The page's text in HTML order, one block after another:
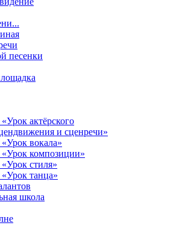
песенки
актёрского
и сценречи»
вокала»
«Урок композиции»
стиля»
танца»
школа